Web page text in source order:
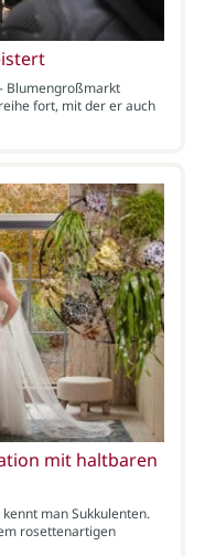
Blumengroßmarkt
fort, mit der er auch
mit haltbaren
man Sukkulenten.
rosettenartigen